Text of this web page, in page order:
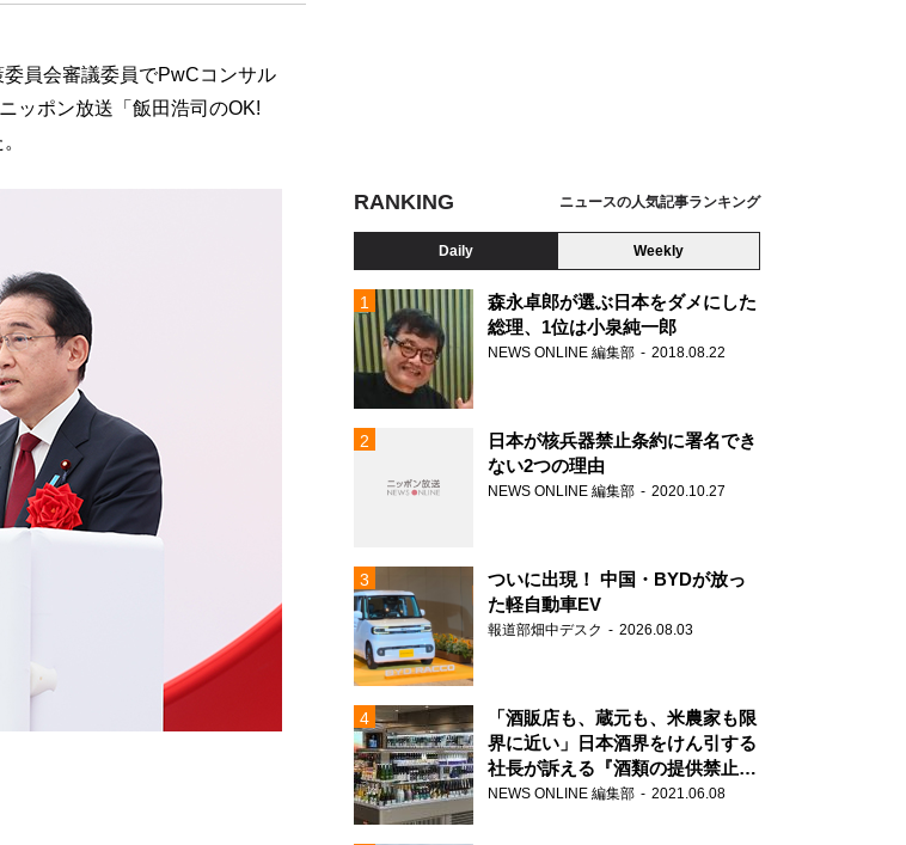
員会審議委員でPwCコンサル
ッポン放送「飯田浩司のOK!
RANKING ニュースの人気記事ランキング
Daily Weekly
森永卓郎が選ぶ日本をダメにした
総理、1位は小泉純一郎
NEWS ONLINE 編集部 2018.08.22
日本が核兵器禁止条約に署名でき
ない2つの理由
NEWS ONLINE 編集部 2020.10.27
ついに出現！ 中国・BYDが放っ
た軽自動車EV
報道部畑中デスク 2026.08.03
「酒販店も、蔵元も、米農家も限
界に近い」日本酒界をけん引する
社長が訴える『酒類の提供禁止』
策の大打撃
NEWS ONLINE 編集部 2021.06.08